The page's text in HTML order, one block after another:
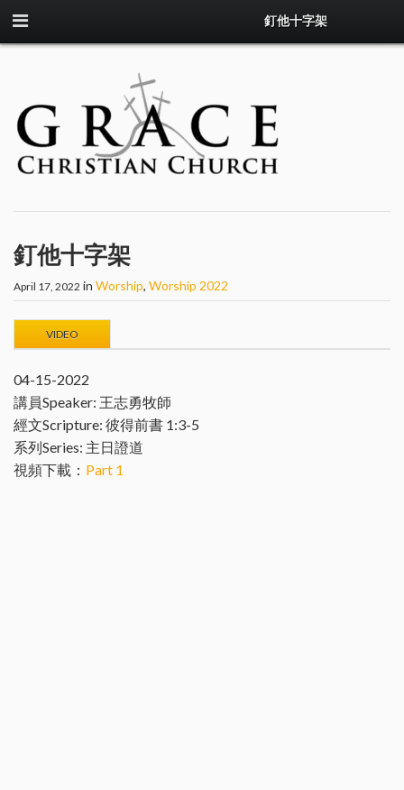
釘他十字架
釘他十字架
April 17, 2022 in Worship, Worship 2022
VIDEO
04-15-2022
講員Speaker: 王志勇牧師
經文Scripture: 彼得前書 1:3-5
系列Series: 主日證道
視頻下載： Part 1